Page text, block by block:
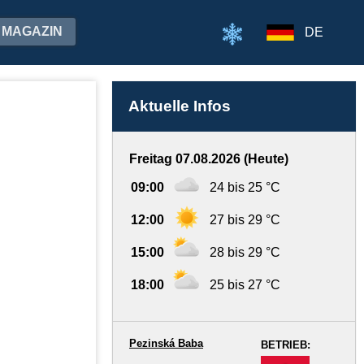
MAGAZIN DE
Aktuelle Infos
Freitag 07.08.2026 (Heute)
09:00 24 bis 25 °C
12:00 27 bis 29 °C
15:00 28 bis 29 °C
18:00 25 bis 27 °C
BETRIEB:
Pezinská Baba